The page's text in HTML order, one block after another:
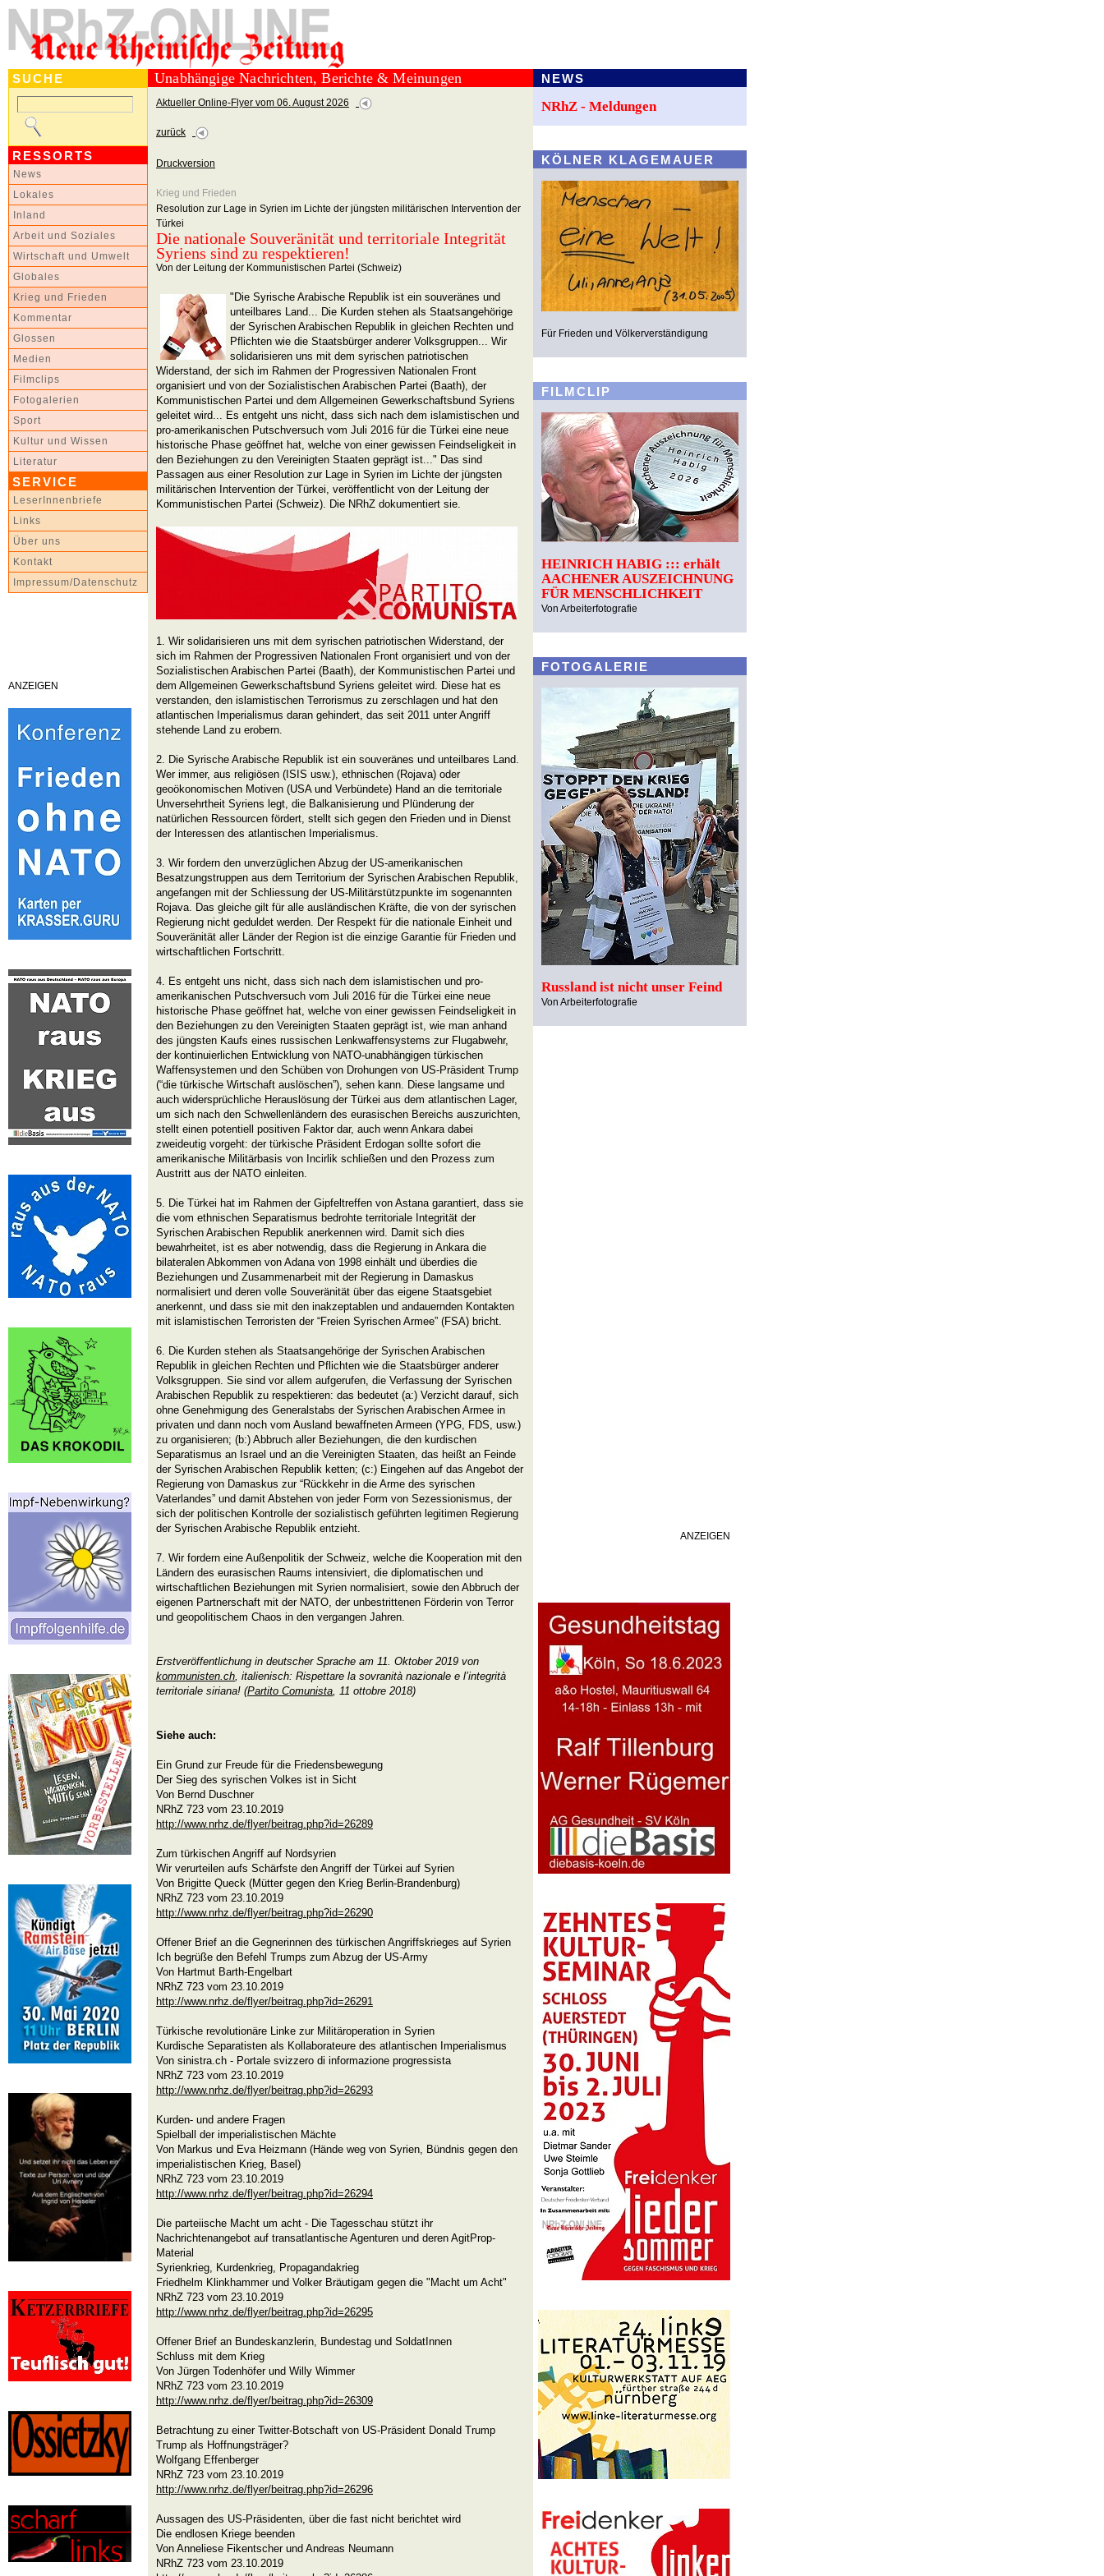
SUCHE
RESSORTS
News
Lokales
Inland
Arbeit und Soziales
Wirtschaft und Umwelt
Globales
Krieg und Frieden
Kommentar
Glossen
Medien
Filmclips
Fotogalerien
Sport
Kultur und Wissen
Literatur
SERVICE
LeserInnenbriefe
Links
Über uns
Kontakt
Impressum/Datenschutz
ANZEIGEN
Unabhängige Nachrichten, Berichte & Meinungen
Aktueller Online-Flyer vom 06. August 2026
zurück
Druckversion
Krieg und Frieden
Resolution zur Lage in Syrien im Lichte der jüngsten militärischen Intervention der
Türkei
Die nationale Souveränität und territoriale Integrität
Syriens sind zu respektieren!
Von der Leitung der Kommunistischen Partei (Schweiz)
"Die Syrische Arabische Republik ist ein souveränes und
unteilbares Land... Die Kurden stehen als Staatsangehörige
der Syrischen Arabischen Republik in gleichen Rechten und
Pflichten wie die Staatsbürger anderer Volksgruppen... Wir
solidarisieren uns mit dem syrischen patriotischen
Widerstand, der sich im Rahmen der Progressiven Nationalen Front
organisiert und von der Sozialistischen Arabischen Partei (Baath), der
Kommunistischen Partei und dem Allgemeinen Gewerkschaftsbund Syriens
geleitet wird... Es entgeht uns nicht, dass sich nach dem islamistischen und
pro-amerikanischen Putschversuch vom Juli 2016 für die Türkei eine neue
historische Phase geöffnet hat, welche von einer gewissen Feindseligkeit in
den Beziehungen zu den Vereinigten Staaten geprägt ist..." Das sind
Passagen aus einer Resolution zur Lage in Syrien im Lichte der jüngsten
militärischen Intervention der Türkei, veröffentlicht von der Leitung der
Kommunistischen Partei (Schweiz). Die NRhZ dokumentiert sie.
1. Wir solidarisieren uns mit dem syrischen patriotischen Widerstand, der
sich im Rahmen der Progressiven Nationalen Front organisiert und von der
Sozialistischen Arabischen Partei (Baath), der Kommunistischen Partei und
dem Allgemeinen Gewerkschaftsbund Syriens geleitet wird. Diese hat es
verstanden, den islamistischen Terrorismus zu zerschlagen und hat den
atlantischen Imperialismus daran gehindert, das seit 2011 unter Angriff
stehende Land zu erobern.
2. Die Syrische Arabische Republik ist ein souveränes und unteilbares Land.
Wer immer, aus religiösen (ISIS usw.), ethnischen (Rojava) oder
geoökonomischen Motiven (USA und Verbündete) Hand an die territoriale
Unversehrtheit Syriens legt, die Balkanisierung und Plünderung der
natürlichen Ressourcen fördert, stellt sich gegen den Frieden und in Dienst
der Interessen des atlantischen Imperialismus.
3. Wir fordern den unverzüglichen Abzug der US-amerikanischen
Besatzungstruppen aus dem Territorium der Syrischen Arabischen Republik,
angefangen mit der Schliessung der US-Militärstützpunkte im sogenannten
Rojava. Das gleiche gilt für alle ausländischen Kräfte, die von der syrischen
Regierung nicht geduldet werden. Der Respekt für die nationale Einheit und
Souveränität aller Länder der Region ist die einzige Garantie für Frieden und
wirtschaftlichen Fortschritt.
4. Es entgeht uns nicht, dass sich nach dem islamistischen und pro-
amerikanischen Putschversuch vom Juli 2016 für die Türkei eine neue
historische Phase geöffnet hat, welche von einer gewissen Feindseligkeit in
den Beziehungen zu den Vereinigten Staaten geprägt ist, wie man anhand
des jüngsten Kaufs eines russischen Lenkwaffensystems zur Flugabwehr,
der kontinuierlichen Entwicklung von NATO-unabhängigen türkischen
Waffensystemen und den Schüben von Drohungen von US-Präsident Trump
(“die türkische Wirtschaft auslöschen”), sehen kann. Diese langsame und
auch widersprüchliche Herauslösung der Türkei aus dem atlantischen Lager,
um sich nach den Schwellenländern des eurasischen Bereichs auszurichten,
stellt einen potentiell positiven Faktor dar, auch wenn Ankara dabei
zweideutig vorgeht: der türkische Präsident Erdogan sollte sofort die
amerikanische Militärbasis von Incirlik schließen und den Prozess zum
Austritt aus der NATO einleiten.
5. Die Türkei hat im Rahmen der Gipfeltreffen von Astana garantiert, dass sie
die vom ethnischen Separatismus bedrohte territoriale Integrität der
Syrischen Arabischen Republik anerkennen wird. Damit sich dies
bewahrheitet, ist es aber notwendig, dass die Regierung in Ankara die
bilateralen Abkommen von Adana von 1998 einhält und überdies die
Beziehungen und Zusammenarbeit mit der Regierung in Damaskus
normalisiert und deren volle Souveränität über das eigene Staatsgebiet
anerkennt, und dass sie mit den inakzeptablen und andauernden Kontakten
mit islamistischen Terroristen der “Freien Syrischen Armee” (FSA) bricht.
6. Die Kurden stehen als Staatsangehörige der Syrischen Arabischen
Republik in gleichen Rechten und Pflichten wie die Staatsbürger anderer
Volksgruppen. Sie sind vor allem aufgerufen, die Verfassung der Syrischen
Arabischen Republik zu respektieren: das bedeutet (a:) Verzicht darauf, sich
ohne Genehmigung des Generalstabs der Syrischen Arabischen Armee in
privaten und dann noch vom Ausland bewaffneten Armeen (YPG, FDS, usw.)
zu organisieren; (b:) Abbruch aller Beziehungen, die den kurdischen
Separatismus an Israel und an die Vereinigten Staaten, das heißt an Feinde
der Syrischen Arabischen Republik ketten; (c:) Eingehen auf das Angebot der
Regierung von Damaskus zur “Rückkehr in die Arme des syrischen
Vaterlandes” und damit Abstehen von jeder Form von Sezessionismus, der
sich der politischen Kontrolle der sozialistisch geführten legitimen Regierung
der Syrischen Arabische Republik entzieht.
7. Wir fordern eine Außenpolitik der Schweiz, welche die Kooperation mit den
Ländern des eurasischen Raums intensiviert, die diplomatischen und
wirtschaftlichen Beziehungen mit Syrien normalisiert, sowie den Abbruch der
eigenen Partnerschaft mit der NATO, der unbestrittenen Förderin von Terror
und geopolitischem Chaos in den vergangen Jahren.
Erstveröffentlichung in deutscher Sprache am 11. Oktober 2019 von
kommunisten.ch, italienisch: Rispettare la sovranità nazionale e l’integrità
territoriale siriana! (Partito Comunista, 11 ottobre 2018)
Siehe auch:
Ein Grund zur Freude für die Friedensbewegung
Der Sieg des syrischen Volkes ist in Sicht
Von Bernd Duschner
NRhZ 723 vom 23.10.2019
http://www.nrhz.de/flyer/beitrag.php?id=26289
Zum türkischen Angriff auf Nordsyrien
Wir verurteilen aufs Schärfste den Angriff der Türkei auf Syrien
Von Brigitte Queck (Mütter gegen den Krieg Berlin-Brandenburg)
NRhZ 723 vom 23.10.2019
http://www.nrhz.de/flyer/beitrag.php?id=26290
Offener Brief an die Gegnerinnen des türkischen Angriffskrieges auf Syrien
Ich begrüße den Befehl Trumps zum Abzug der US-Army
Von Hartmut Barth-Engelbart
NRhZ 723 vom 23.10.2019
http://www.nrhz.de/flyer/beitrag.php?id=26291
Türkische revolutionäre Linke zur Militäroperation in Syrien
Kurdische Separatisten als Kollaborateure des atlantischen Imperialismus
Von sinistra.ch - Portale svizzero di informazione progressista
NRhZ 723 vom 23.10.2019
http://www.nrhz.de/flyer/beitrag.php?id=26293
Kurden- und andere Fragen
Spielball der imperialistischen Mächte
Von Markus und Eva Heizmann (Hände weg von Syrien, Bündnis gegen den
imperialistischen Krieg, Basel)
NRhZ 723 vom 23.10.2019
http://www.nrhz.de/flyer/beitrag.php?id=26294
Die parteiische Macht um acht - Die Tagesschau stützt ihr
Nachrichtenangebot auf transatlantische Agenturen und deren AgitProp-
Material
Syrienkrieg, Kurdenkrieg, Propagandakrieg
Friedhelm Klinkhammer und Volker Bräutigam gegen die "Macht um Acht"
NRhZ 723 vom 23.10.2019
http://www.nrhz.de/flyer/beitrag.php?id=26295
Offener Brief an Bundeskanzlerin, Bundestag und SoldatInnen
Schluss mit dem Krieg
Von Jürgen Todenhöfer und Willy Wimmer
NRhZ 723 vom 23.10.2019
http://www.nrhz.de/flyer/beitrag.php?id=26309
Betrachtung zu einer Twitter-Botschaft von US-Präsident Donald Trump
Trump als Hoffnungsträger?
Wolfgang Effenberger
NRhZ 723 vom 23.10.2019
http://www.nrhz.de/flyer/beitrag.php?id=26296
Aussagen des US-Präsidenten, über die fast nicht berichtet wird
Die endlosen Kriege beenden
Von Anneliese Fikentscher und Andreas Neumann
NRhZ 723 vom 23.10.2019
NEWS
NRhZ - Meldungen
KÖLNER KLAGEMAUER
Für Frieden und Völkerverständigung
FILMCLIP
HEINRICH HABIG ::: erhält
AACHENER AUSZEICHNUNG
FÜR MENSCHLICHKEIT
Von Arbeiterfotografie
FOTOGALERIE
Russland ist nicht unser Feind
Von Arbeiterfotografie
ANZEIGEN